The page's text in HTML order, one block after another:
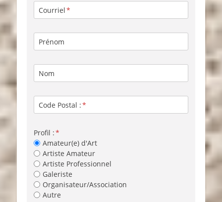
Courriel
Prénom
Nom
Code Postal :
Profil :
Amateur(e) d'Art
Artiste Amateur
Artiste Professionnel
Galeriste
Organisateur/Association
Autre